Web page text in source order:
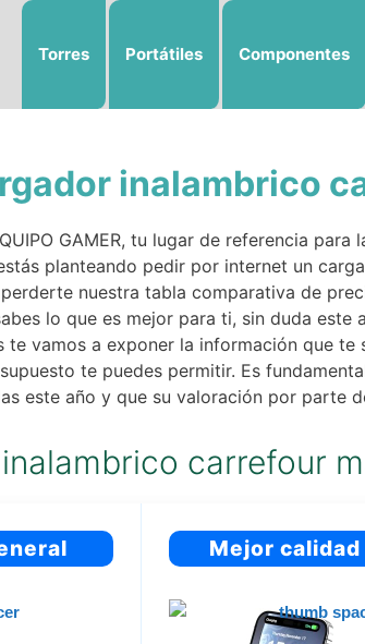
Torres Portátiles Componentes
inalambrico
GAMER, tu lugar de referencia
planteando pedir por internet un
nuestra tabla comparativa de
lo que es mejor para ti, sin duda
te vamos a exponer la información que
te puedes permitir. Es
este año y que su valoración por parte
carrefour
Mejor